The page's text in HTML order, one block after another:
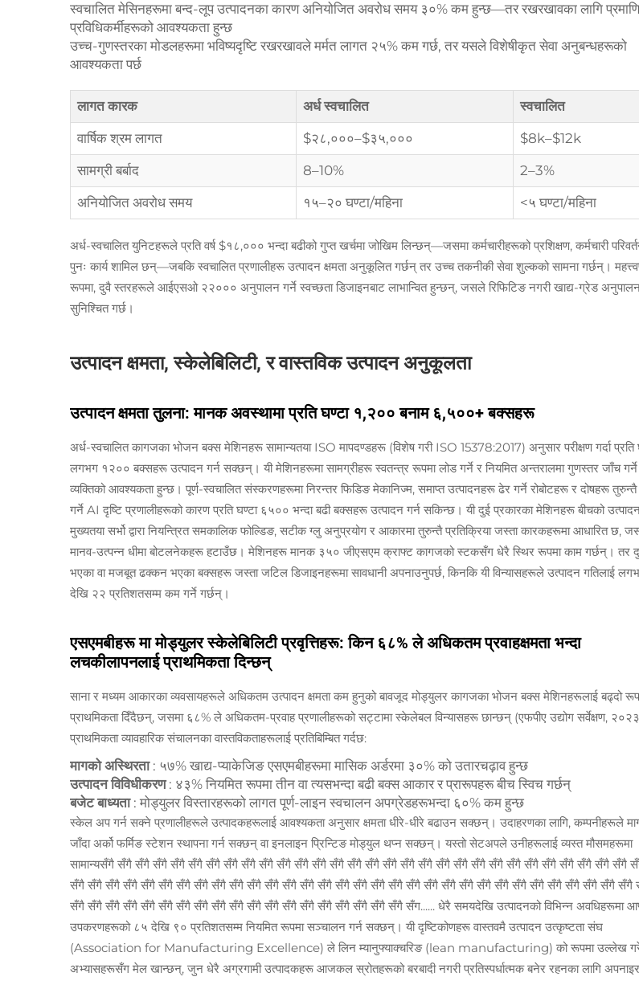
स्वचालित मेसिनहरूमा बन्द-लूप उत्पादनका कारण अनियोजित अवरोध समय ३०% कम हुन्छ—तर रखरखावका लागि
प्रविधिकर्मीहरूको आवश्यकता हुन्छ
उच्च-गुणस्तरका मोडलहरूमा भविष्यदृष्टि रखरखावले मर्मत लागत २५% कम गर्छ, तर यसले विशेषीकृत सेवा अनुबन्धहरूको
आवश्यकता पर्छ
लागत कारक अर्ध स्वचालित
स्वचालित
वार्षिक श्रम लागत
$२८,०००–$३५,०००
$8k–$12k
सामग्री बर्बाद
8–10%
2–3%
अनियोजित अवरोध समय
१५–२० घण्टा/महिना <५ घण्टा/महिना
अर्ध-स्वचालित युनिटहरूले प्रति वर्ष $१८,००० भन्दा बढीको गुप्त खर्चमा जोखिम लिन्छन्—जसमा कर्मचारीहरूको प्रशिक्षण, कर्मचारी
पुनः कार्य शामिल छन्—जबकि स्वचालित प्रणालीहरू उत्पादन क्षमता अनुकूलित गर्छन् तर उच्च तकनीकी सेवा शुल्कको सामना गर्छन्।
रूपमा, दुवै स्तरहरूले आईएसओ २२००० अनुपालन गर्ने स्वच्छता डिजाइनबाट लाभान्वित हुन्छन्, जसले रिफिटिङ नगरी खाद्य-ग्रेड
सुनिश्चित गर्छ।
उत्पादन क्षमता, स्केलेबिलिटी, र वास्तविक उत्पादन अनुकूलता
उत्पादन क्षमता तुलना: मानक अवस्थामा प्रति घण्टा १,२०० बनाम ६,५००+ बक्सहरू
अर्ध-स्वचालित कागजका भोजन बक्स मेशिनहरू सामान्यतया ISO मापदण्डहरू (विशेष गरी ISO 15378:2017) अनुसार परीक्षण गर्दा प्रति
लगभग १२०० बक्सहरू उत्पादन गर्न सक्छन्। यी मेशिनहरूमा सामग्रीहरू स्वतन्त्र रूपमा लोड गर्ने र नियमित अन्तरालमा गुणस्तर जाँच गर्ने
व्यक्तिको आवश्यकता हुन्छ। पूर्ण-स्वचालित संस्करणहरूमा निरन्तर फिडिङ मेकानिज्म, समाप्त उत्पादनहरू ढेर गर्ने रोबोटहरू र दोषहरू तुरुन्तै
गर्ने AI दृष्टि प्रणालीहरूको कारण प्रति घण्टा ६५०० भन्दा बढी बक्सहरू उत्पादन गर्न सकिन्छ। यी दुई प्रकारका मेशिनहरू बीचको
मुख्यतया सर्भो द्वारा नियन्त्रित समकालिक फोल्डिङ, सटीक ग्लु अनुप्रयोग र आकारमा तुरुन्तै प्रतिक्रिया जस्ता कारकहरूमा आधारित छ,
मानव-उत्पन्न धीमा बोटलनेकहरू हटाउँछ। मेशिनहरू मानक ३५० जीएसएम क्राफ्ट कागजको स्टकसँग धेरै स्थिर रूपमा काम गर्छन्। तर
भएका वा मजबूत ढक्कन भएका बक्सहरू जस्ता जटिल डिजाइनहरूमा सावधानी अपनाउनुपर्छ, किनकि यी विन्यासहरूले उत्पादन गतिलाई
देखि २२ प्रतिशतसम्म कम गर्ने गर्छन्।
एसएमबीहरू मा मोड्युलर स्केलेबिलिटी प्रवृत्तिहरू: किन ६८% ले अधिकतम प्रवाहक्षमता भन्दा
लचकीलापनलाई प्राथमिकता दिन्छन्
साना र मध्यम आकारका व्यवसायहरूले अधिकतम उत्पादन क्षमता कम हुनुको बावजूद मोड्युलर कागजका भोजन बक्स मेशिनहरूलाई बढ्दो
प्राथमिकता दिँदैछन्, जसमा ६८% ले अधिकतम-प्रवाह प्रणालीहरूको सट्टामा स्केलेबल विन्यासहरू छान्छन् (एफपीए उद्योग सर्वेक्षण,
प्राथमिकता व्यावहारिक संचालनका वास्तविकताहरूलाई प्रतिबिम्बित गर्दछ:
मागको अस्थिरता : ५७% खाद्य-प्याकेजिङ एसएमबीहरूमा मासिक अर्डरमा ३०% को उतारचढ़ाव हुन्छ
उत्पादन विविधीकरण: ४३% नियमित रूपमा तीन वा त्यसभन्दा बढी बक्स आकार र प्रारूपहरू बीच स्विच गर्छन्
बजेट बाध्यता : मोड्युलर विस्तारहरूको लागत पूर्ण-लाइन स्वचालन अपग्रेडहरूभन्दा ६०% कम हुन्छ
स्केल अप गर्न सक्ने प्रणालीहरूले उत्पादकहरूलाई आवश्यकता अनुसार क्षमता धीरे-धीरे बढाउन सक्छन्। उदाहरणका लागि, कम्पनीहरूले
जाँदा अर्को फर्मिङ स्टेशन स्थापना गर्न सक्छन् वा इनलाइन प्रिन्टिङ मोड्युल थप्न सक्छन्। यस्तो सेटअपले उनीहरूलाई व्यस्त मौसमहरूमा
सामान्यसँगै सँगै सँगै सँगै सँगै सँगै सँगै सँगै सँगै सँगै सँगै सँगै सँगै सँगै सँगै सँगै सँगै सँगै सँगै सँगै सँगै सँगै सँगै सँगै सँगै सँगै सँगै सँगै सँगै सँगै
सँगै सँगै सँगै सँगै सँगै सँगै सँगै सँगै सँगै सँगै सँगै सँगै सँगै सँगै सँगै सँगै सँगै सँगै सँगै सँगै सँगै सँगै सँगै सँगै सँगै सँगै सँगै सँगै सँगै सँगै सँगै सँगै
सँगै सँगै सँगै सँगै सँगै सँगै सँगै सँगै सँगै सँगै सँगै सँगै सँगै सँगै सँगै सँगै सँगै सँगै सँगै सँग...... धेरै समयदेखि उत्पादनको विभिन्न अवधिहरूमा
उपकरणहरूको ८५ देखि ९० प्रतिशतसम्म नियमित रूपमा सञ्चालन गर्न सक्छन्। यी दृष्टिकोणहरू वास्तवमै उत्पादन उत्कृष्टता संघ
(Association for Manufacturing Excellence) ले लिन म्यानुफ्याक्चरिङ (lean manufacturing) को रूपमा उल्लेख
अभ्यासहरूसँग मेल खान्छन्, जुन धेरै अग्रगामी उत्पादकहरू आजकल स्रोतहरूको बरबादी नगरी प्रतिस्पर्धात्मक बनेर रहनका लागि